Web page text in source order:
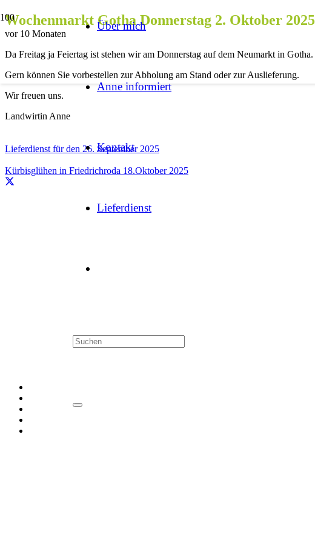
Über mich
Anne infor­miert
Kon­takt
Lieferdienst
Wochen­markt Gotha Don­ners­tag 2. Okto­ber 2025
vor 10 Monaten
Da Frei­tag ja Fei­er­tag ist ste­hen wir am Don­ners­tag auf dem Neu­markt in Gotha.
Gern kön­nen Sie vor­be­stel­len zur Abho­lung am Stand oder zur Auslieferung.
Wir freu­en uns.
Landwirtin Anne
Lie­fer­dienst für den 26. Sep­tem­ber 2025
Kür­bis­glü­hen in Fried­richro­da 18.Oktober 2025